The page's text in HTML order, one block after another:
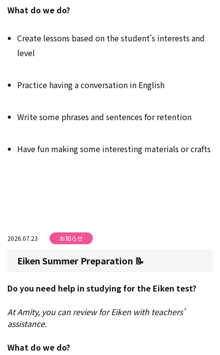
What do we do?
Create lessons based on the student's interests and
level
Practice having a conversation in English
Write some phrases and sentences for retention
Have fun making some interesting materials or crafts
2026.07.23 お知らせ
Eiken Summer Preparation 📝
Do you need help in studying for the Eiken test?
At Amity, you can review for Eiken with teachers'
assistance.
What do we do?